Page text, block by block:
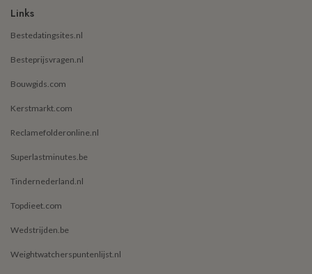
Links
Bestedatingsites.nl
Besteprijsvragen.nl
Bouwgids.com
Kerstmarkt.com
Reclamefolderonline.nl
Superlastminutes.be
Tindernederland.nl
Topdieet.com
Wedstrijden.be
Weightwatcherspuntenlijst.nl